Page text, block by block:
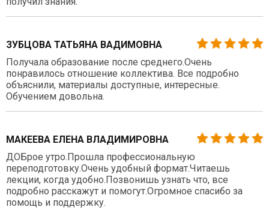
ЗУБЦОВА ТАТЬЯНА ВАДИМОВНА
Получала образование после среднего.Очень
понравилось отношение коллектива. Все подробно
объяснили, материалы доступные, интересные.
Обучением довольна.
МАКЕЕВА ЕЛЕНА ВЛАДИМИРОВНА
ДОБрое утро.Прошла профессиональную
переподготовку.Очень удобный формат.Читаешь
лекции, когда удобно.Позвонишь узнать что, все
подробно расскажут и помогут.Огромное спасибо за
помощь и поддержку.